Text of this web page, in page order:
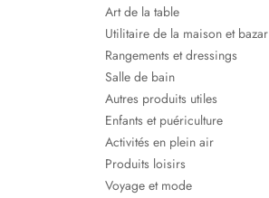
Art de la table
Utilitaire de la maison et bazar
Rangements et dressings
Salle de bain
Autres produits utiles
Enfants et puériculture
Activités en plein air
Produits loisirs
Voyage et mode